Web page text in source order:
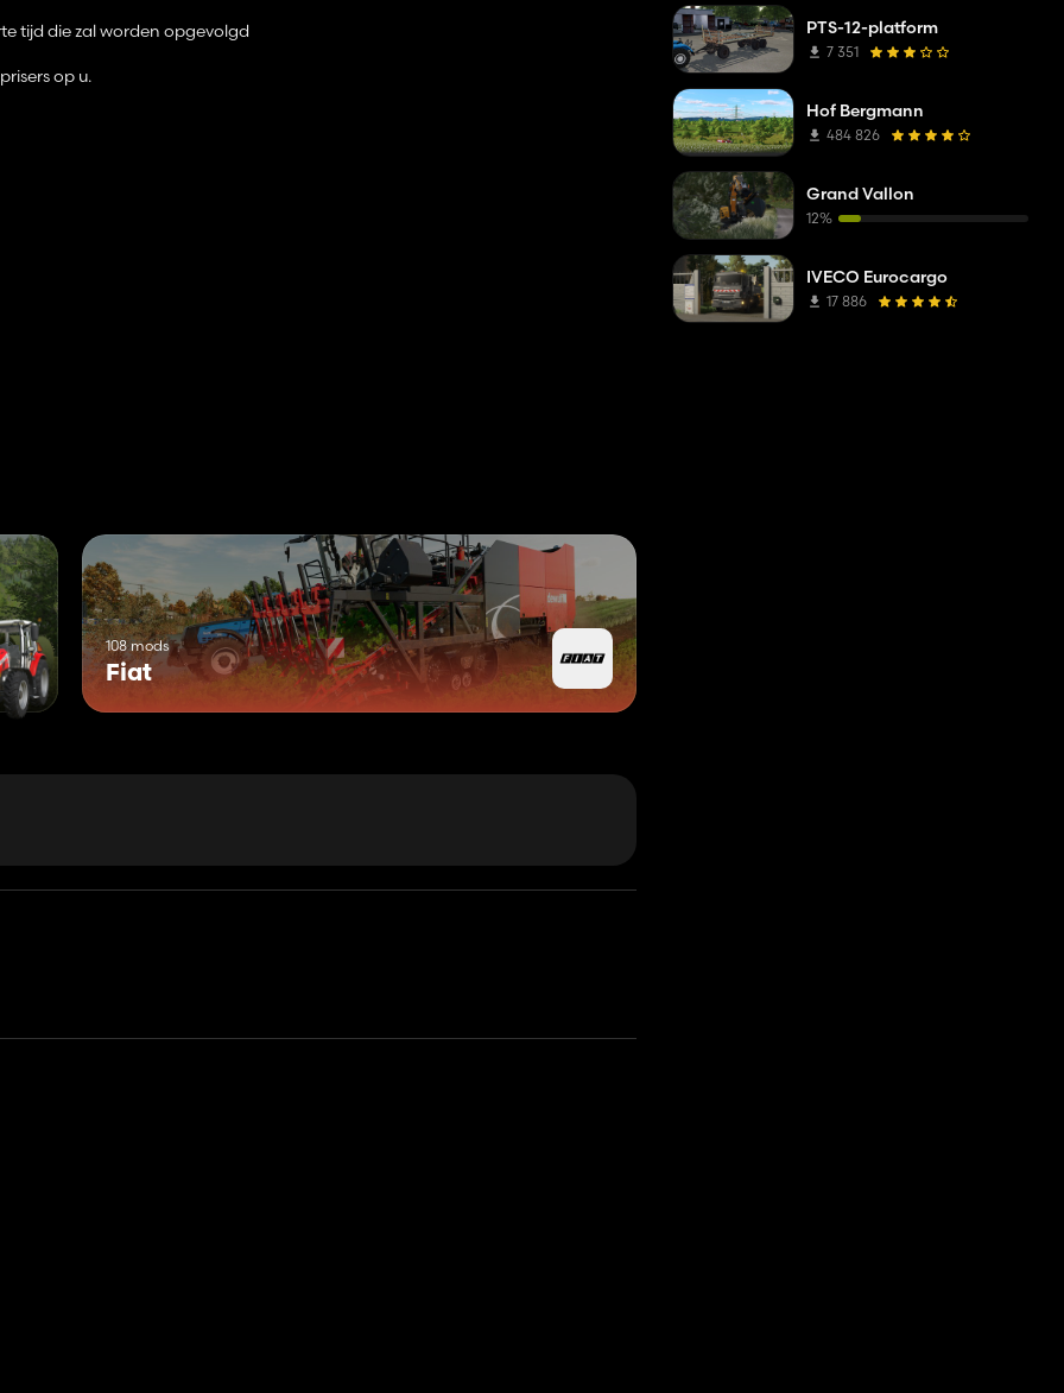
tijd die zal worden opgevolgd
op u.
108 mods
Fiat
PTS-12-platform
7 351
Hof Bergmann
484 826
Grand Vallon
12%
IVECO Eurocargo
17 886